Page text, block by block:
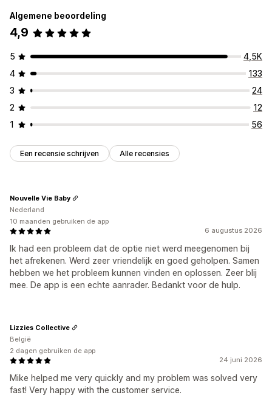
Algemene beoordeling
4,9
5
4,5K
4
133
3
24
2
12
1
56
Een recensie schrijven Alle recensies
6 augustus 2026
Ik had een probleem dat de optie niet werd meegenomen bij
het afrekenen. Werd zeer vriendelijk en goed geholpen. Samen
hebben we het probleem kunnen vinden en oplossen. Zeer blij
mee. De app is een echte aanrader. Bedankt voor de hulp.
Nouvelle Vie Baby
Nederland
10 maanden gebruiken de app
24 juni 2026
Mike helped me very quickly and my problem was solved very
fast! Very happy with the customer service.
Lizzies Collective
België
2 dagen gebruiken de app